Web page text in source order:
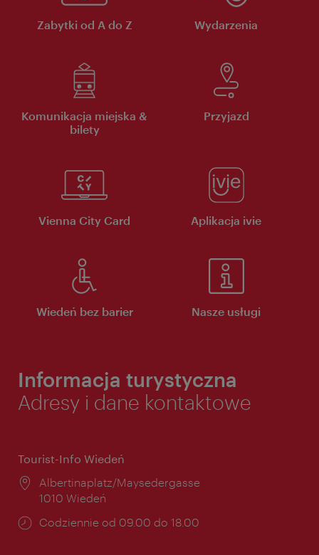
Zabytki od A do Z Wydarzenia
Komunikacja miejska &
bilety
Przyjazd
Vienna City Card Aplikacja ivie
Wiedeń bez barier Nasze usługi
Informacja turystyczna
Adresy i dane kontaktowe
Tourist-Info Wiedeń
Miejsce:
Albertinaplatz/Maysedergasse
1010 Wiedeń
Godziny
Codziennie od 09.00 do 18.00